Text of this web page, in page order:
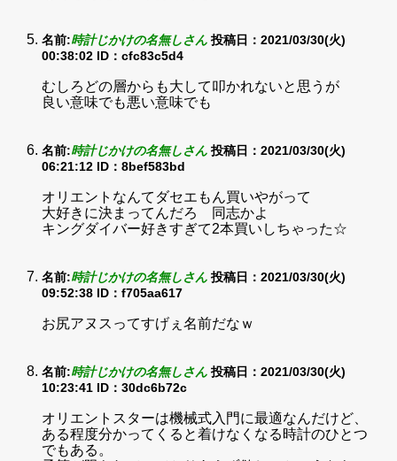
名前:時計じかけの名無しさん 投稿日：2021/03/30(火)
00:38:02 ID：cfc83c5d4
むしろどの層からも大して叩かれないと思うが
良い意味でも悪い意味でも
名前:時計じかけの名無しさん 投稿日：2021/03/30(火)
06:21:12 ID：8bef583bd
オリエントなんてダセエもん買いやがって
大好きに決まってんだろ 同志かよ
キングダイバー好きすぎて2本買いしちゃった☆
名前:時計じかけの名無しさん 投稿日：2021/03/30(火)
09:52:38 ID：f705aa617
お尻アヌスってすげぇ名前だなｗ
名前:時計じかけの名無しさん 投稿日：2021/03/30(火)
10:23:41 ID：30dc6b72c
オリエントスターは機械式入門に最適なんだけど、
ある程度分かってくると着けなくなる時計のひとつ
でもある。